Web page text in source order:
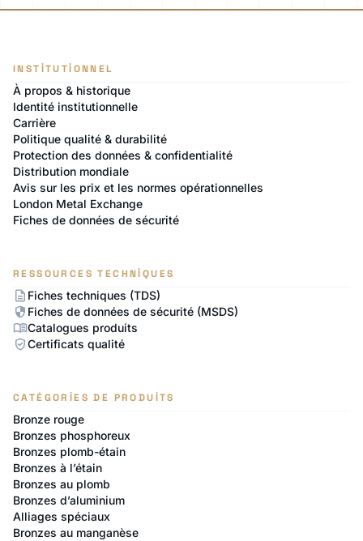
INSTITUTIONNEL
À propos & historique
Identité institutionnelle
Carrière
Politique qualité & durabilité
Protection des données & confidentialité
Distribution mondiale
Avis sur les prix et les normes opérationnelles
London Metal Exchange
Fiches de données de sécurité
RESSOURCES TECHNIQUES
description Fiches techniques (TDS)
security Fiches de données de sécurité (MSDS)
menu_bookCatalogues produits
verified_userCertificats qualité
CATÉGORIES DE PRODUITS
Bronze rouge
Bronzes phosphoreux
Bronzes plomb-étain
Bronzes à l’étain
Bronzes au plomb
Bronzes d’aluminium
Alliages spéciaux
Bronzes au manganèse